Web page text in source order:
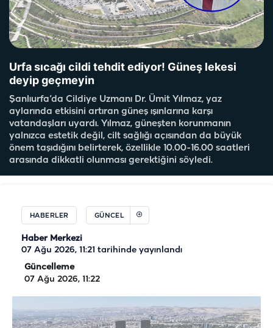
Urfa sıcağı cildi tehdit ediyor! Güneş lekesi
deyip geçmeyin
Şanlıurfa’da Cildiye Uzmanı Dr. Ümit Yılmaz, yaz
aylarında etkisini artıran güneş ışınlarına karşı
vatandaşları uyardı. Yılmaz, güneşten korunmanın
yalnızca estetik değil, cilt sağlığı açısından da büyük
önem taşıdığını belirterek, özellikle 10.00-16.00 saatleri
arasında dikkatli olunması gerektiğini söyledi.
HABERLER GÜNCEL
Haber Merkezi
07 Ağu 2026, 11:21 tarihinde yayınlandı
Güncelleme
07 Ağu 2026, 11:22